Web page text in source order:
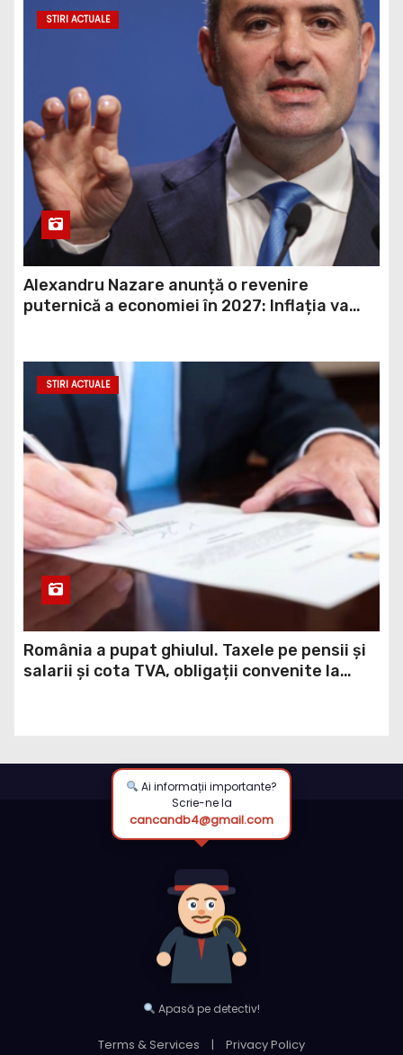
STIRI ACTUALE
Alexandru Nazare anunță o revenire
puternică a economiei în 2027: Inflația va
STIRI ACTUALE
România a pupat ghiulul. Taxele pe pensii și
salarii și cota TVA, obligații convenite la
Ai informații importante?
Scrie-ne la
cancandb4@gmail.com
Apasă pe detectiv!
Terms & Services | Privacy Policy